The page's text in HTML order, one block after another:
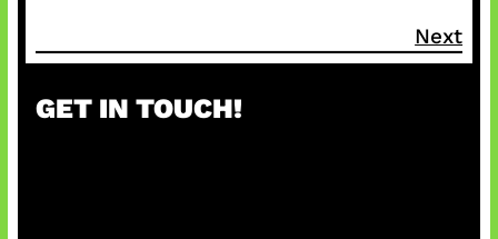
Next
GET IN TOUCH!